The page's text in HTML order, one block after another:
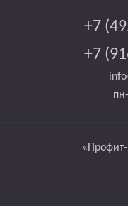
+7
+7